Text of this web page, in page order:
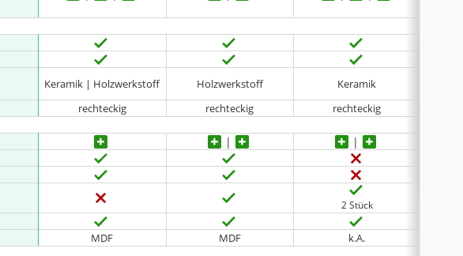
Keramik | Holzwerkstoff Holzwerkstoff Keramik
rechteckig rechteckig rechteckig
2 Stück
MDF MDF
k.A.